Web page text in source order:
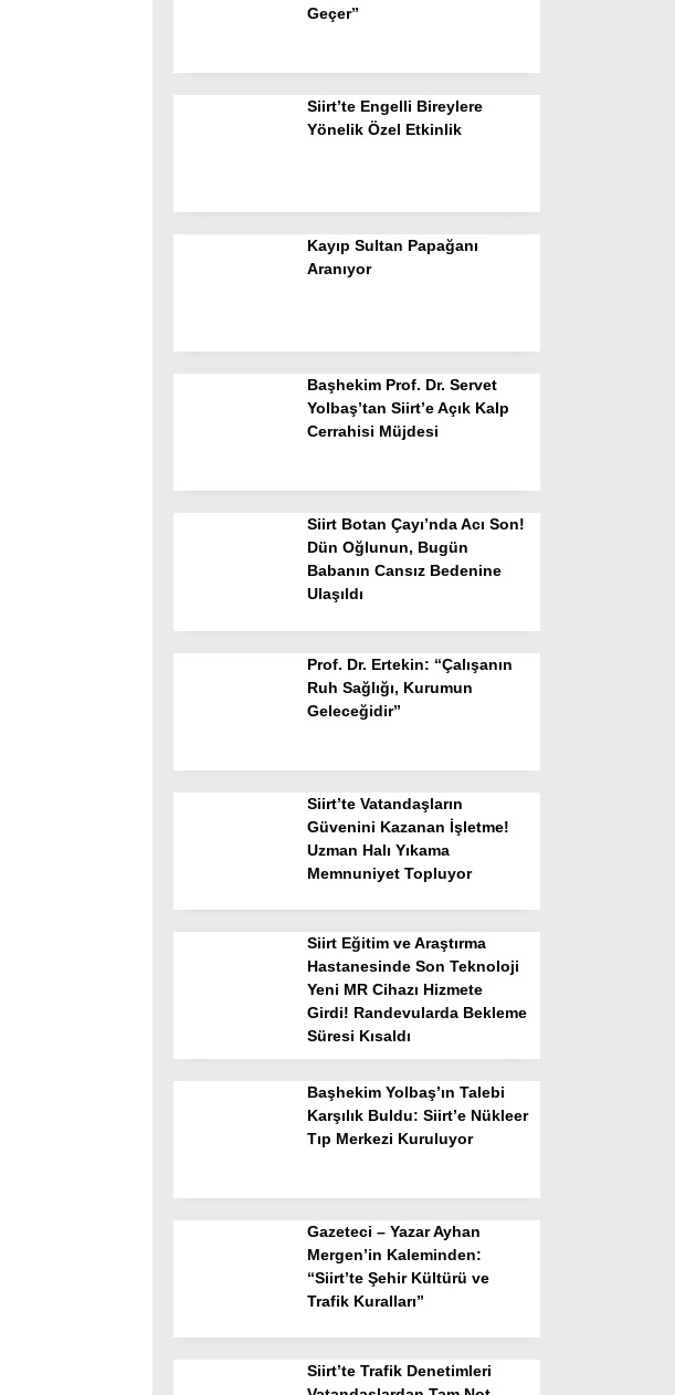
Geçer”
Siirt’te Engelli Bireylere
Yönelik Özel Etkinlik
Kayıp Sultan Papağanı
Aranıyor
Başhekim Prof. Dr. Servet
Yolbaş’tan Siirt’e Açık Kalp
Cerrahisi Müjdesi
Siirt Botan Çayı’nda Acı Son!
Dün Oğlunun, Bugün
Babanın Cansız Bedenine
Ulaşıldı
Prof. Dr. Ertekin: “Çalışanın
Ruh Sağlığı, Kurumun
Geleceğidir”
Siirt’te Vatandaşların
Güvenini Kazanan İşletme!
Uzman Halı Yıkama
Memnuniyet Topluyor
Siirt Eğitim ve Araştırma
Hastanesinde Son Teknoloji
Yeni MR Cihazı Hizmete
Girdi! Randevularda Bekleme
Süresi Kısaldı
Başhekim Yolbaş’ın Talebi
Karşılık Buldu: Siirt’e Nükleer
Tıp Merkezi Kuruluyor
Gazeteci – Yazar Ayhan
Mergen’in Kaleminden:
“Siirt’te Şehir Kültürü ve
Trafik Kuralları”
Siirt’te Trafik Denetimleri